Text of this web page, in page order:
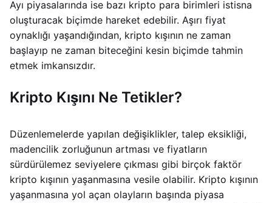
Ayı piyasalarında ise bazı kripto para birimleri istisna
oluşturacak biçimde hareket edebilir. Aşırı fiyat
oynaklığı yaşandığından, kripto kışının ne zaman
başlayıp ne zaman biteceğini kesin biçimde tahmin
etmek imkansızdır.
Kripto Kışını Ne Tetikler?
Düzenlemelerde yapılan değişiklikler, talep eksikliği,
madencilik zorluğunun artması ve fiyatların
sürdürülemez seviyelere çıkması gibi birçok faktör
kripto kışının yaşanmasına vesile olabilir. Kripto kışının
yaşanmasına yol açan olayların başında piyasa